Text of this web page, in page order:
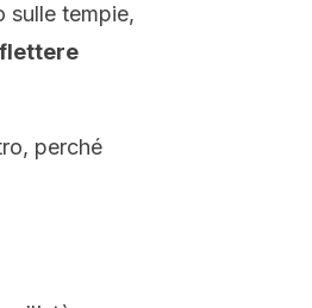
sulle tempie,
perché